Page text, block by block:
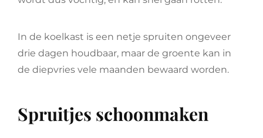
In de koelkast is een netje spruiten ongeveer
drie dagen houdbaar, maar de groente kan in
de diepvries vele maanden bewaard worden.
Spruitjes schoonmaken